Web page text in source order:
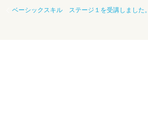
ベーシックスキル ステージ１を受講しました。